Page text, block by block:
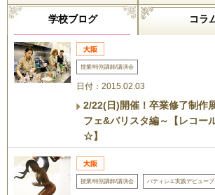
学校ブログ コラ
授業/特別講師/講演会
日付：2015.02.03
2/22(日)開催！卒業修了制作
フェ&バリスタ編～【レコー
☆】
授業/特別講師/講演会 パティシエ実践デビュー